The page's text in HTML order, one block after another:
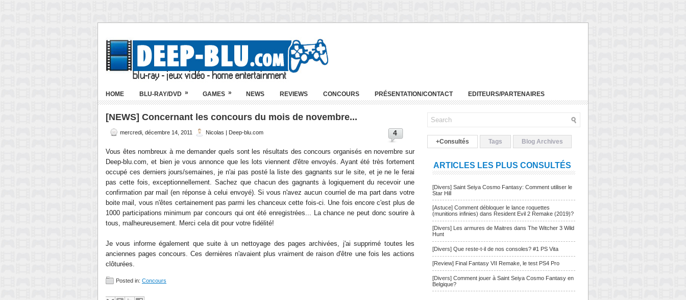
HOME BLU-RAY/DVD » GAMES » NEWS REVIEWS CONCOURS PRÉSENTATION/CONTACT EDITEURS/PARTENAIRES
[NEWS] Concernant les concours du mois de novembre...
mercredi, décembre 14, 2011 Nicolas | Deep-blu.com 4
Vous êtes nombreux à me demander quels sont les résultats des concours organisés en novembre sur
Deep-blu.com, et bien je vous annonce que les lots viennent d'être envoyés. Ayant été très fortement
occupé ces derniers jours/semaines, je n'ai pas posté la liste des gagnants sur le site, et je ne le ferai
pas cette fois, exceptionnellement. Sachez que chacun des gagnants à logiquement du recevoir une
confirmation par mail (en réponse à celui envoyé). Si vous n'avez aucun courriel de ma part dans votre
boite mail, vous n'êtes certainement pas parmi les chanceux cette fois-ci. Une fois encore c'est plus de
1000 participations minimum par concours qui ont été enregistrées... La chance ne peut donc sourire à
tous, malheureusement. Merci cela dit pour votre fidélité!
Je vous informe également que suite à un nettoyage des pages archivées, j'ai supprimé toutes les
anciennes pages concours. Ces dernières n'avaient plus vraiment de raison d'être une fois les actions
clôturées.
Posted in: Concours
+Consultés Tags Blog Archives
ARTICLES LES PLUS CONSULTÉS
[Divers] Saint Seiya Cosmo Fantasy: Comment utiliser le
Star Hill
[Astuce] Comment débloquer le lance roquettes
(munitions infinies) dans Resident Evil 2 Remake (2019)?
[Divers] Les armures de Maitres dans The Witcher 3 Wild
Hunt
[Divers] Que reste-t-il de nos consoles? #1 PS Vita
[Review] Final Fantasy VII Remake, le test PS4 Pro
[Divers] Comment jouer à Saint Seiya Cosmo Fantasy en
Belgique?